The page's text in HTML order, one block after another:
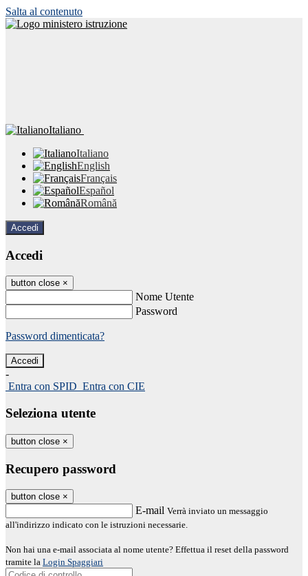
Salta al contenuto
Italiano
Italiano
English
Français
Español
Română
Accedi
Accedi
button close ×
Nome Utente
Password
Password dimenticata?
-
Entra con SPID Entra con CIE
Seleziona utente
button close ×
Recupero password
button close ×
E-mail Verrà inviato un messaggio
all'indirizzo indicato con le istruzioni necessarie.
Non hai una e-mail associata al nome utente? Effettua il reset della password
tramite la Login Spaggiari